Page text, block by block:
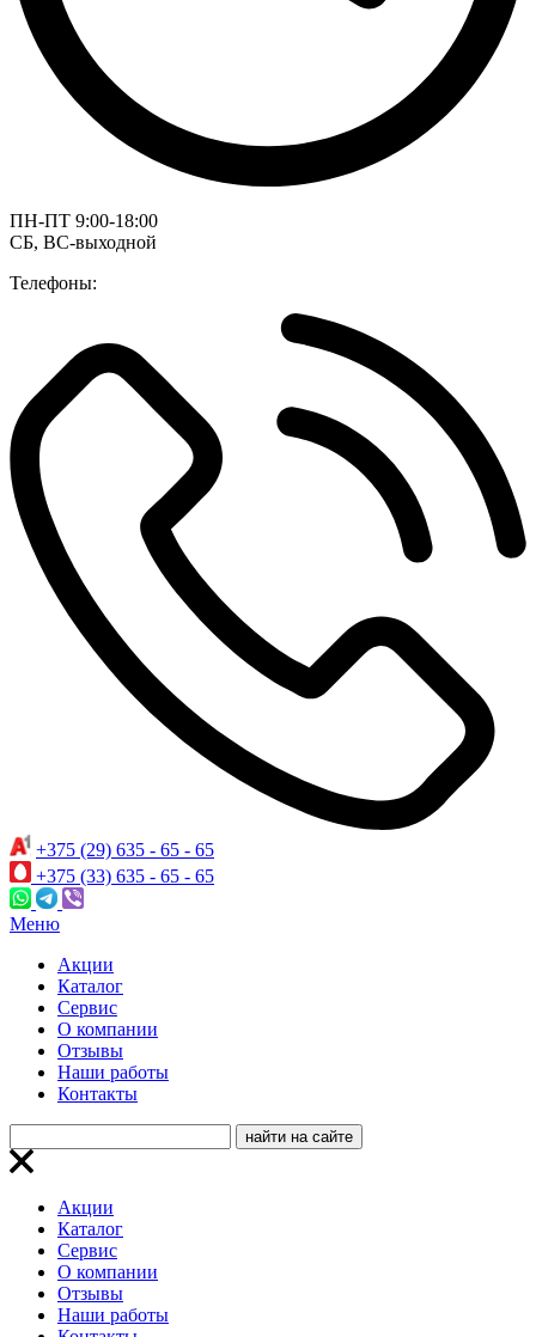
ПН-ПТ 9:00-18:00
СБ, ВС-выходной
Телефоны:
+375 (29) 635 - 65 - 65
+375 (33) 635 - 65 - 65
Меню
Акции
Каталог
Сервис
О компании
Отзывы
Наши работы
Контакты
Акции
Каталог
Сервис
О компании
Отзывы
Наши работы